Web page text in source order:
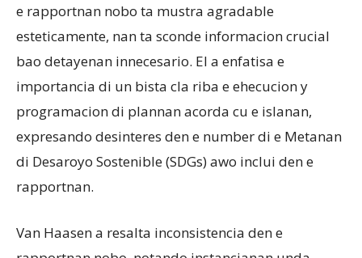
e rapportnan nobo ta mustra agradable
esteticamente, nan ta sconde informacion crucial
bao detayenan innecesario. El a enfatisa e
importancia di un bista cla riba e ehecucion y
programacion di plannan acorda cu e islanan,
expresando desinteres den e number di e Metanan
di Desaroyo Sostenible (SDGs) awo inclui den e
rapportnan.
Van Haasen a resalta inconsistencia den e